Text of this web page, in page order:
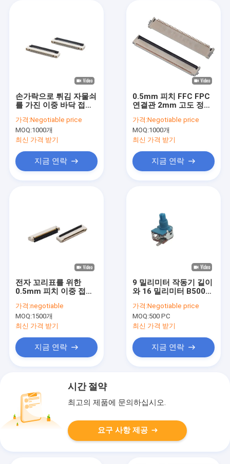
손가락으로 튀김 자물쇠
를 가진 이중 바닥 접촉
관 1.2mm 고도
가격:Negotiable price
MOQ:1000개
최신 가격 받기
지금 연락
0.5mm 피치 FFC FPC
연결관 2mm 고도 정각
가격:Negotiable price
MOQ:1000개
최신 가격 받기
지금 연락
전자 꼬리표를 위한
0.5mm 피치 이중 접촉
SMT
가격:negotiable
MOQ:1500개
최신 가격 받기
지금 연락
9 밀리미터 작동기 길이
와 16 밀리미터 B500k
가격:Negotiable price
MOQ:500 PC
최신 가격 받기
지금 연락
시간 절약
최고의 제품에 문의하십시오.
요구 사항 제공